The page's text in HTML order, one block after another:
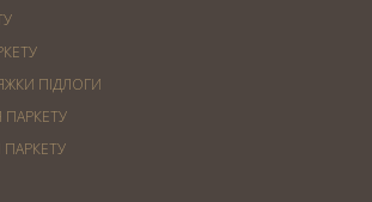
ПІДЛОГИ
ПАРКЕТУ